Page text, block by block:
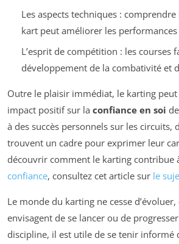
Les aspects techniques :
kart peut améliorer les
L’esprit de compétition : les courses
développement de la combativité et
Outre le plaisir immédiat, le karting
impact positif sur la confiance en soi
à des succès personnels sur les circuits,
trouvent un cadre pour exprimer leur
découvrir comment le karting contribue
confiance, consultez cet article sur le
Le monde du karting ne cesse
envisagent de se lancer ou de
discipline, il est utile de se tenir informé